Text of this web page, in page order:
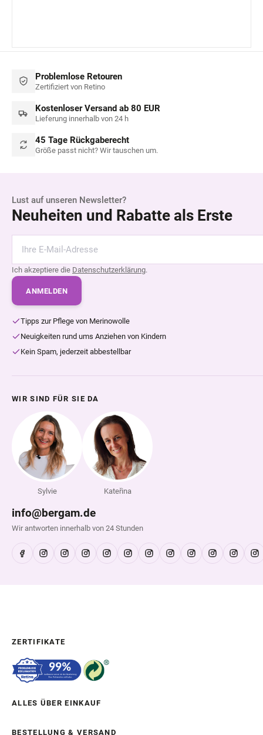
Problemlose Retouren
Zertifiziert von Retino
Kostenloser Versand ab 80 EUR
Lieferung innerhalb von 24 h
45 Tage Rückgaberecht
Größe passt nicht? Wir tauschen um.
Lust auf unseren Newsletter?
Neuheiten und Rabatte als Erste
Ich akzeptiere die Datenschutzerklärung.
ANMELDEN
Tipps zur Pflege von Merinowolle
Neuigkeiten rund ums Anziehen von Kindern
Kein Spam, jederzeit abbestellbar
WIR SIND FÜR SIE DA
Sylvie Kateřina
info@bergam.de
Wir antworten innerhalb von 24 Stunden
ZERTIFIKATE
ALLES ÜBER EINKAUF
BESTELLUNG & VERSAND